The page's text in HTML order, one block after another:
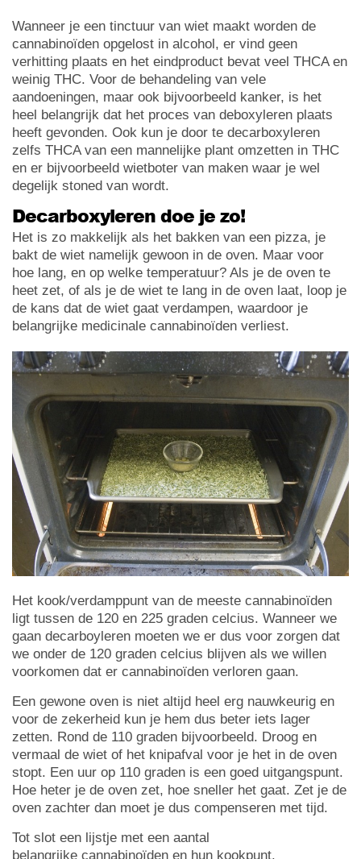
Wanneer je een tinctuur van wiet maakt worden de
cannabinoïden opgelost in alcohol, er vind geen
verhitting plaats en het eindproduct bevat veel THCA en
weinig THC. Voor de behandeling van vele
aandoeningen, maar ook bijvoorbeeld kanker, is het
heel belangrijk dat het proces van deboxyleren plaats
heeft gevonden. Ook kun je door te decarboxyleren
zelfs THCA van een mannelijke plant omzetten in THC
en er bijvoorbeeld wietboter van maken waar je wel
degelijk stoned van wordt.
Decarboxyleren doe je zo!
Het is zo makkelijk als het bakken van een pizza, je
bakt de wiet namelijk gewoon in de oven. Maar voor
hoe lang, en op welke temperatuur? Als je de oven te
heet zet, of als je de wiet te lang in de oven laat, loop je
de kans dat de wiet gaat verdampen, waardoor je
belangrijke medicinale cannabinoïden verliest.
Het kook/verdamppunt van de meeste cannabinoïden
ligt tussen de 120 en 225 graden celcius. Wanneer we
gaan decarboyleren moeten we er dus voor zorgen dat
we onder de 120 graden celcius blijven als we willen
voorkomen dat er cannabinoïden verloren gaan.
Een gewone oven is niet altijd heel erg nauwkeurig en
voor de zekerheid kun je hem dus beter iets lager
zetten. Rond de 110 graden bijvoorbeeld. Droog en
vermaal de wiet of het knipafval voor je het in de oven
stopt. Een uur op 110 graden is een goed uitgangspunt.
Hoe heter je de oven zet, hoe sneller het gaat. Zet je de
oven zachter dan moet je dus compenseren met tijd.
Tot slot een lijstje met een aantal
belangrijke cannabinoïden en hun kookpunt.